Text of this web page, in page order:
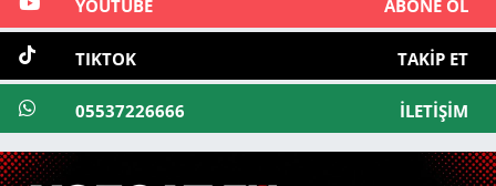
YOUTUBE ABONE OL
TIKTOK TAKIP ET
05537226666 İLETIŞIM